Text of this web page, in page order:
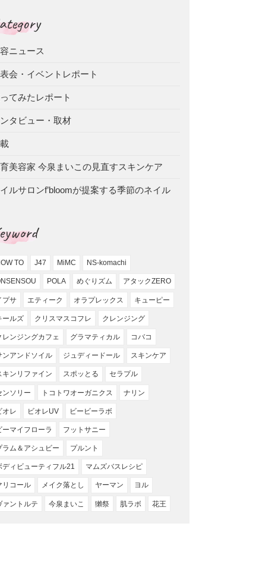
ニュース
会・イベントレポート
てみたレポート
タビュー・取材
美容家 今泉まいこの見直すスキンケア
ルサロンf’bloomが提案する季節のネイル
TO J47 MiMC NS-komachi
POLA めぐりズム アタックZERO
プサ エティーク オラプレックス キューピー
ールズ クリスマスコフレ クレンジング
レンジングカフェ グラマティカル コバコ
ンアンドソイル ジュディードール スキンケア
キンリファイン スポッとる セラプル
ンソリー トコトワオーガニクス ナリン
オレ ビオレUV ビービーラボ
ーマイフローラ フットサニー
ラム＆アシュビー プルント
ディビューティフル21 マムズバスレシピ
リコール メイク落とし ヤーマン ヨル
ァントルテ 今泉まいこ 獺祭 肌ラボ 花王